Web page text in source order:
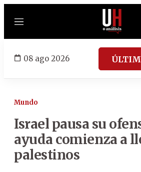
Menú
08 ago 2026
Mundo
Israel pausa su
ayuda comienza a
palestinos